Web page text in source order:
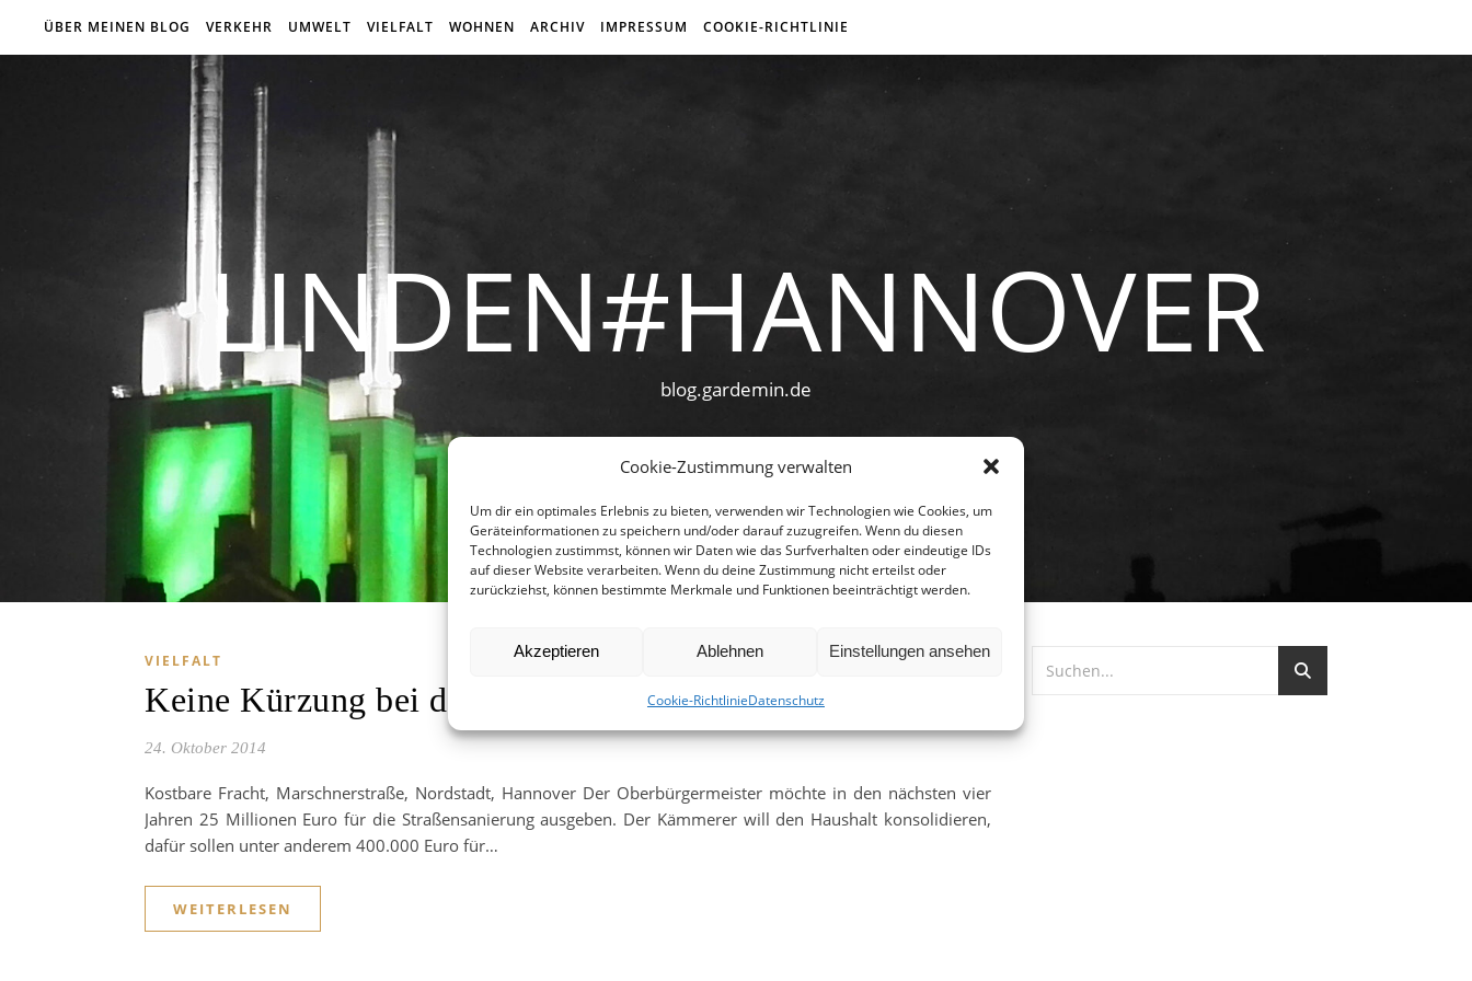
Cookie-Zustimmung verwalten
Um dir ein optimales Erlebnis zu bieten, verwenden wir Technologien wie Cookies, um
Geräteinformationen zu speichern und/oder darauf zuzugreifen. Wenn du diesen
Technologien zustimmst, können wir Daten wie das Surfverhalten oder eindeutige IDs
auf dieser Website verarbeiten. Wenn du deine Zustimmung nicht erteilst oder
zurückziehst, können bestimmte Merkmale und Funktionen beeinträchtigt werden.
Akzeptieren Ablehnen Einstellungen ansehen
Cookie-RichtlinieDatenschutz
ÜBER MEINEN BLOG VERKEHR UMWELT VIELFALT WOHNEN ARCHIV IMPRESSUM COOKIE-RICHTLINIE
LINDEN#HANNOVER
blog.gardemin.de
VIELFALT
Keine Kürzung bei der Kinder- und Jugendarbeit
24. Oktober 2014
Kostbare Fracht, Marschnerstraße, Nordstadt, Hannover Der Oberbürgermeister möchte in den nächsten vier
Jahren 25 Millionen Euro für die Straßensanierung ausgeben. Der Kämmerer will den Haushalt konsolidieren,
dafür sollen unter anderem 400.000 Euro für…
WEITERLESEN